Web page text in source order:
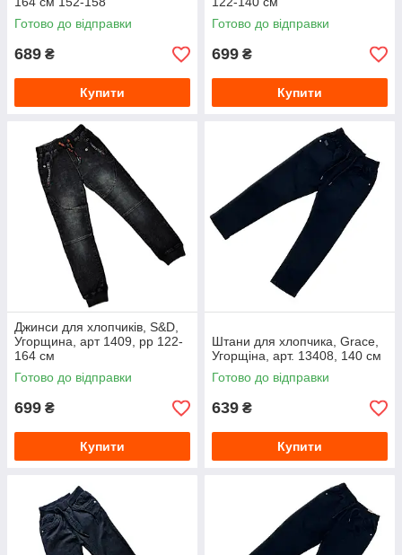
Готово до відправки
689 ₴
Купити
Готово до відправки
699 ₴
Купити
Джинси для хлопчиків, S&D,
Угорщина, арт 1409, рр 122-
164 см
Готово до відправки
699 ₴
Купити
Штани для хлопчика, Grace,
Угорщіна, арт. 13408, 140 см
Готово до відправки
639 ₴
Купити